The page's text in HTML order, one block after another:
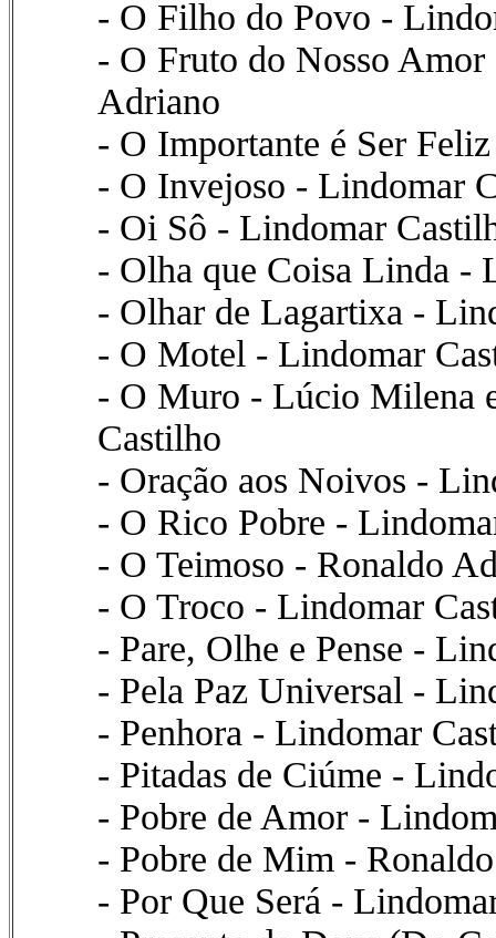
- O Filho do Povo -
- O Fruto do Nosso
Adriano
- O Importante é Ser
- O Invejoso - Lindomar
- Oi Sô - Lindomar
- Olha que Coisa Linda -
- Olhar de Lagartixa -
- O Motel - Lindomar
- O Muro - Lúcio Milena
Castilho
- Oração aos Noivos -
- O Rico Pobre -
- O Teimoso - Ronaldo
- O Troco - Lindomar
- Pare, Olhe e Pense -
- Pela Paz Universal -
- Penhora - Lindomar
- Pitadas de Ciúme -
- Pobre de Amor -
- Pobre de Mim -
- Por Que Será -